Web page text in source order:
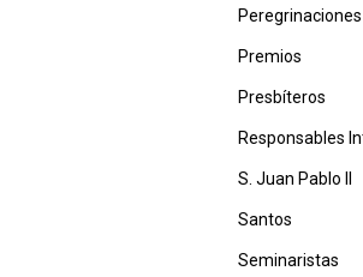
Peregrinaciones
Premios
Presbíteros
Responsables
S. Juan Pablo II
Santos
Seminaristas